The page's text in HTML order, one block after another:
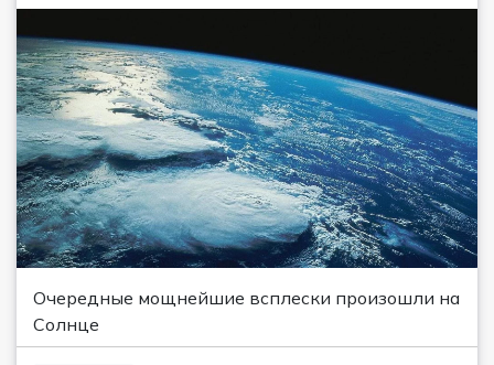
Очередные мощнейшие всплески произошли на
Солнце